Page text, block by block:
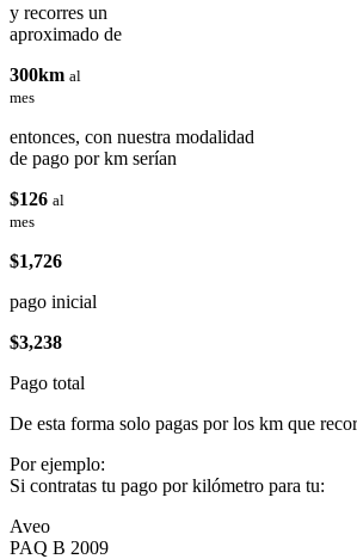
y recorres un
aproximado de
300km al
mes
entonces, con nuestra modalidad
de pago por km serían
$126 al
mes
$1,726
pago inicial
$3,238
Pago total
De esta forma solo pagas por los km que
Por ejemplo:
Si contratas tu pago por kilómetro para tu:
Aveo
PAQ B 2009